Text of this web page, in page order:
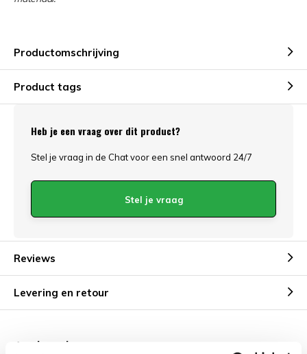
Productomschrijving
Product tags
Heb je een vraag over dit product?
Stel je vraag in de Chat voor een snel antwoord 24/7
Stel je vraag
Reviews
Levering en retour
Aanbevolen voor u